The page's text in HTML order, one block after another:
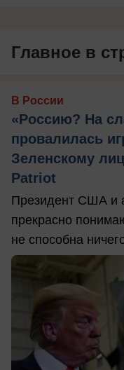
Главное в
В России
«Россию? На
провалилась
Зеленскому
Patriot
Президент США и
прекрасно
не способна